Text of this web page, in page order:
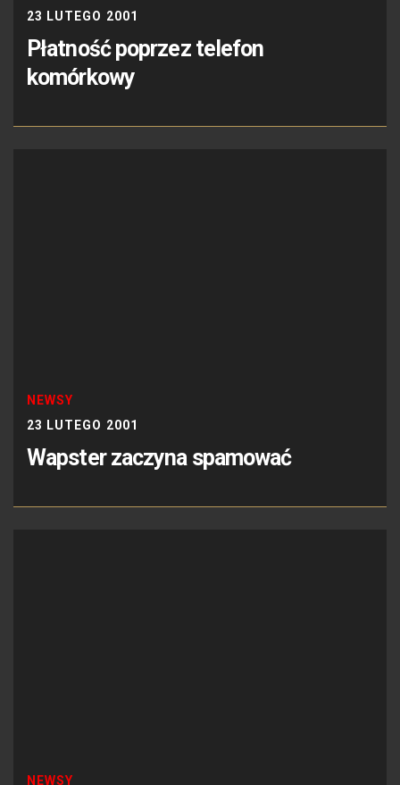
23 LUTEGO 2001
Płatność poprzez telefon
komórkowy
NEWSY
23 LUTEGO 2001
Wapster zaczyna spamować
NEWSY